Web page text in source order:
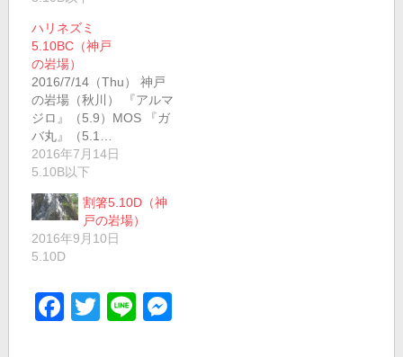
ハリネズミ
5.10BC（神戸
の岩場）
2016/7/14（Thu） 神戸
の岩場（秋川） 『アルマ
ジロ』（5.9）MOS 『ガ
バ丸』（5.1…
2016年7月14日
5.10B以下
割箸5.10D（神
戸の岩場）
2016年9月10日
5.10D
Facebook
Twitter
Line